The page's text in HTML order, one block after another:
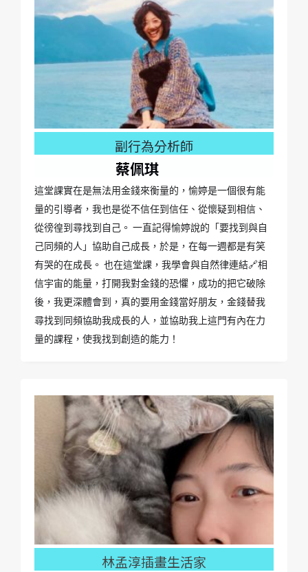
副行為分析師
蔡佩琪
這堂課實在是無法用金錢來衡量的，愉婷是一個很有能
量的引導者，我也是從不信任到信任、從懷疑到相信、
從徬徨到尋找到自己。 一直記得愉婷說的「要找到與自
己同頻的人」協助自己成長，於是，在每一週都是有笑
有哭的在成長。 也在這堂課，我學會與自然律連結🔗相
信宇宙的能量，打開我對金錢的恐懼，成功的把它破除
後，我更深體會到，真的要用金錢當好朋友，金錢替我
尋找到同頻協助我成長的人，並協助我上這門有內在力
量的課程，使我找到創造的能力！
林孟淳插畫生活家